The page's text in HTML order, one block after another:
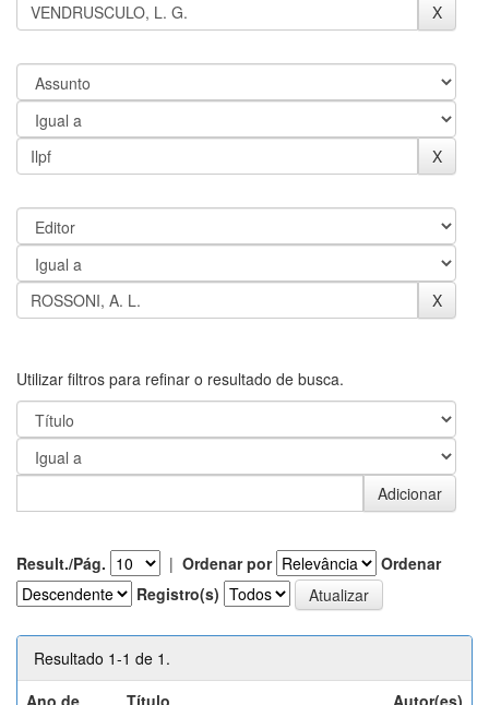
Utilizar filtros para refinar o resultado de busca.
Result./Pág. | Ordenar por
Ordenar
Registro(s)
Resultado 1-1 de 1.
Ano de
Título Autor(es)